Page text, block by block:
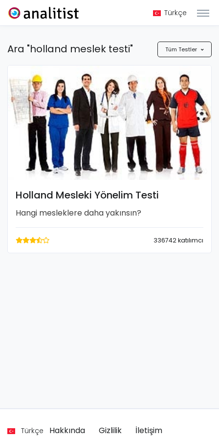
Türkçe
Ara "holland meslek testi" Tüm Testler
Holland Mesleki Yönelim Testi
Hangi mesleklere daha yakınsın?
336742 katılımcı
Türkçe Hakkında Gizlilik İletişim